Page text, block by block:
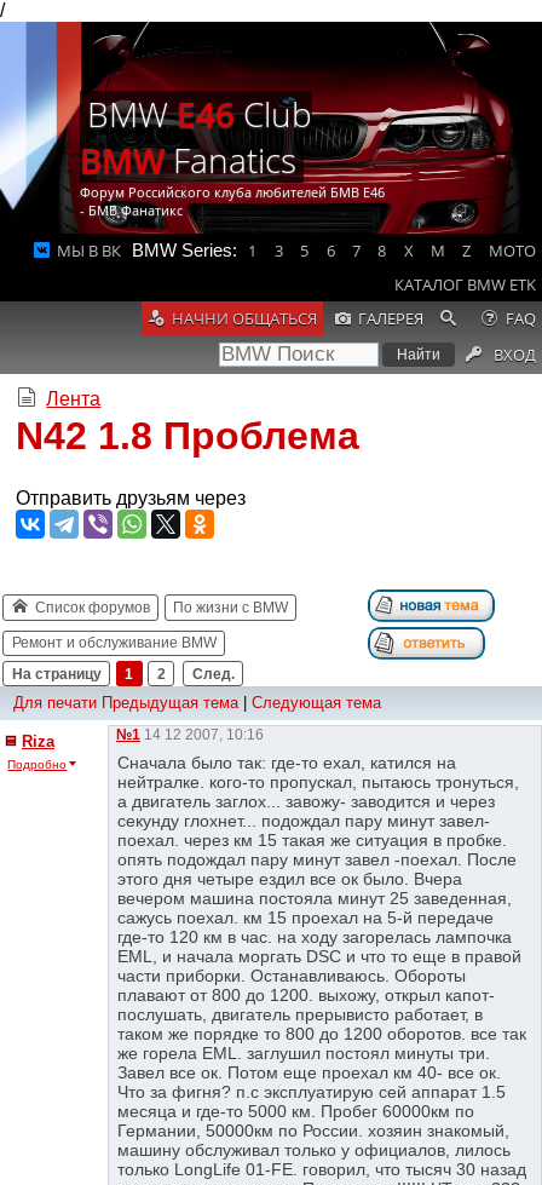
/
BMWE46Club
BMWFanatics
Форум Российского клуба любителей БМВ Е46
- БМВ Фанатикс
МЫ В ВК BMW Series: 1 3 5 6 7 8 X M Z
MOTO
КАТАЛОГ BMW ETK
НАЧНИ ОБЩАТЬСЯ
ГАЛЕРЕЯ
FAQ
ВХОД
Лента
N42 1.8 Проблема
Отправить друзьям через
Список форумов По жизни с BMW
Ремонт и обслуживание BMW
На страницу
1 2 След.
Для печати Предыдущая тема| Следующая тема
Riza
Подробно
№1 14 12 2007, 10:16
Сначала было так: где-то ехал, катился на
нейтралке. кого-то пропускал, пытаюсь тронуться,
а двигатель заглох... завожу- заводится и через
секунду глохнет... подождал пару минут завел-
поехал. через км 15 такая же ситуация в пробке.
опять подождал пару минут завел -поехал. После
этого дня четыре ездил все ок было. Вчера
вечером машина постояла минут 25 заведенная,
сажусь поехал. км 15 проехал на 5-й передаче
где-то 120 км в час. на ходу загорелась лампочка
EML, и начала моргать DSC и что то еще в правой
части приборки. Останавливаюсь. Обороты
плавают от 800 до 1200. выхожу, открыл капот-
послушать, двигатель прерывисто работает, в
таком же порядке то 800 до 1200 оборотов. все так
же горела EML. заглушил постоял минуты три.
Завел все ок. Потом еще проехал км 40- все ок.
Что за фигня? п.с эксплуатирую сей аппарат 1.5
месяца и где-то 5000 км. Пробег 60000км по
Германии, 50000км по России. хозяин знакомый,
машину обслуживал только у официалов, лилось
только LongLife 01-FE. говорил, что тысяч 30 назад